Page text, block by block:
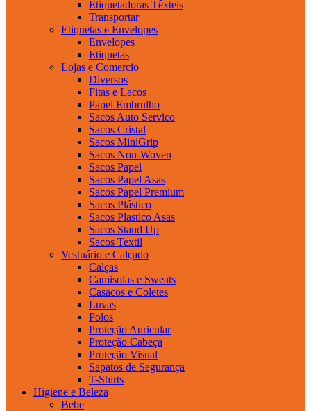
Etiquetadoras Têxteis
Transportar
Etiquetas e Envelopes
Envelopes
Etiquetas
Lojas e Comercio
Diversos
Fitas e Lacos
Papel Embrulho
Sacos Auto Servico
Sacos Cristal
Sacos MiniGrip
Sacos Non-Woven
Sacos Papel
Sacos Papel Asas
Sacos Papel Premium
Sacos Plástico
Sacos Plastico Asas
Sacos Stand Up
Sacos Textil
Vestuário e Calçado
Calças
Camisolas e Sweats
Casacos e Coletes
Luvas
Polos
Proteção Auricular
Proteção Cabeça
Proteção Visual
Sapatos de Segurança
T-Shirts
Higiene e Beleza
Bebe